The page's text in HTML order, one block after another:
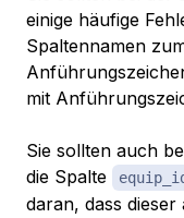
einige häufige
Spaltennamen
mit
Sie sollten auch
die Spalte
daran, dass